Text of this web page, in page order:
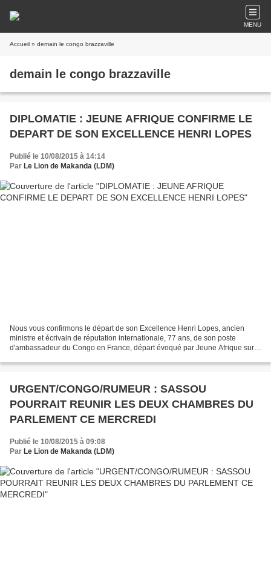
MENU
Accueil » demain le congo brazzaville
demain le congo brazzaville
DIPLOMATIE : JEUNE AFRIQUE CONFIRME LE
DEPART DE SON EXCELLENCE HENRI LOPES
Publié le 10/08/2015 à 14:14
Par Le Lion de Makanda (LDM)
Nous vous confirmons le départ de son Excellence Henri Lopes, ancien
ministre et écrivain de réputation internationale, 77 ans, de son poste
d'ambassadeur du Congo en France, départ évoqué par Jeune Afrique sur
URGENT/CONGO/RUMEUR : SASSOU
POURRAIT REUNIR LES DEUX CHAMBRES DU
PARLEMENT CE MERCREDI
Publié le 10/08/2015 à 09:08
Par Le Lion de Makanda (LDM)